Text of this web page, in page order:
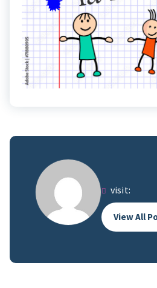
visit:
View All